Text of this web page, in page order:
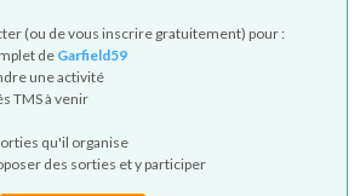
(ou de vous inscrire gratuitement) pour :
deGarfield59
une activité
TMS à venir
qu'il organise
des sorties et y participer